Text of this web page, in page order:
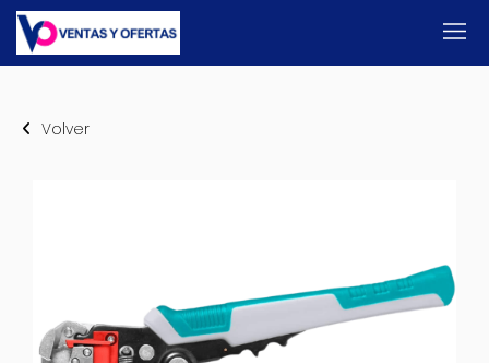
Volver